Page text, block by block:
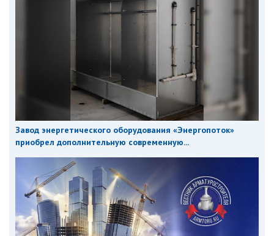
Завод энергетического оборудования «Энергопоток»
приобрел дополнительную современную...